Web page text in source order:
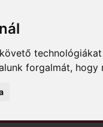
forgalmát,